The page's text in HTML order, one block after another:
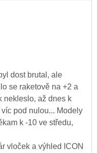
dost brutal, ale
se raketově na +2 a
nekleslo, až dnes k
pod nulou... Modely
k -10 ve středu,
vloček a výhled ICON